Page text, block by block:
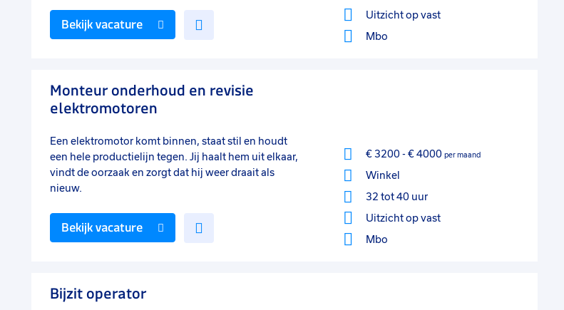
Uitzicht op vast
Mbo
Bekijk vacature
Monteur onderhoud en revisie
elektromotoren
Een elektromotor komt binnen, staat stil en houdt
een hele productielijn tegen. Jij haalt hem uit elkaar,
vindt de oorzaak en zorgt dat hij weer draait als
nieuw.
€ 3200- € 4000 per maand
Winkel
32 tot 40 uur
Uitzicht op vast
Mbo
Bekijk vacature
Bijzit operator